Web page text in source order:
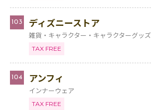
103 ディズニーストア
雑貨・キャラクター・キャラクターグッズ
TAX FREE
104 アンフィ
インナーウェア
TAX FREE